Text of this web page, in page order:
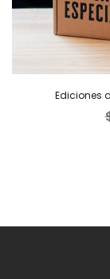
Ediciones